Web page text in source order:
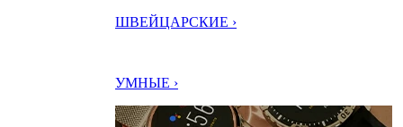
ШВЕЙЦАРСКИЕ ›
УМНЫЕ ›